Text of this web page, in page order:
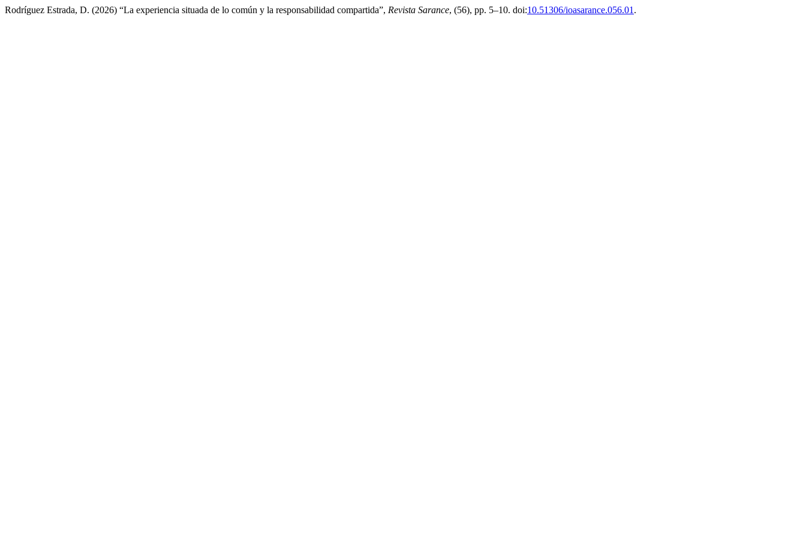
Rodríguez Estrada, D. (2026) “La experiencia situada de lo común y la responsabilidad compartida”, Revista Sarance, (56), pp. 5–10. doi:10.51306/ioasarance.056.01 .